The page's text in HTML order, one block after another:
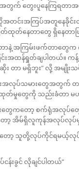
တွက် တွေးပူနေကြရတာအမှ
အတင်းအကြပ်အတူနေခိုင်
တ်ထုတ်နေတာတွေ ရှိနေတာဖ
နဲ့ အကြမ်းဖက်တာတွေက
ြင်းအထန်ရှုတ်ချပါတယ်
ာ မရှိဘူး” လို့ အမျိုးသမီ
းအလုပ်သမားတွေအတွက်
ေကို သည်းခံတာ မဟုတ်
ေကတော့ စက်ရုံအလုပ်တွေ
အိမ်ရှိလူကုန်အလုပ်လုပ်မှ အ
ော့ သူတို့လုပ်ကိုင်ရမယ့်လုပ်
းခွင် လိုချင်ပါတယ်”